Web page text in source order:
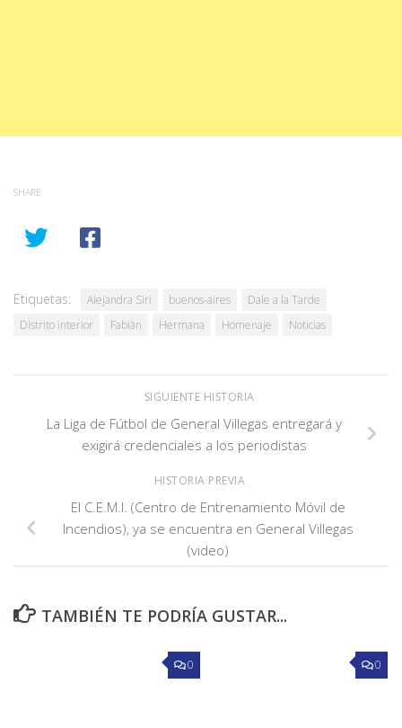
SHARE
Etiquetas: Alejandra Siri buenos-aires
Dale a la Tarde
Distrito interior
Fabiàn Hermana Homenaje Noticias
SIGUIENTE HISTORIA
La Liga de Fútbol de General Villegas entregará y
exigirá credenciales a los periodistas
HISTORIA PREVIA
El C.E.M.I. (Centro de Entrenamiento Móvil de
Incendios), ya se encuentra en General Villegas
(video)
TAMBIÉN TE PODRÍA GUSTAR...
0 0